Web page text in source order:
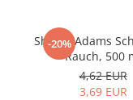
Verdauung
Wechseljahre
Wohlbefinden &
-20%
Shaker Adams
Rauch, 500
4,62 EUR
3,69 EUR